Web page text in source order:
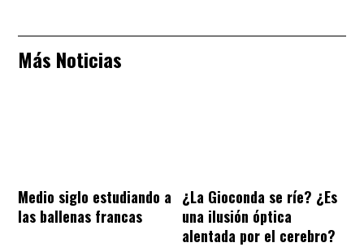
Más Noticias
Medio siglo estudiando a
las ballenas francas
¿La Gioconda se ríe? ¿Es
una ilusión óptica
alentada por el cerebro?